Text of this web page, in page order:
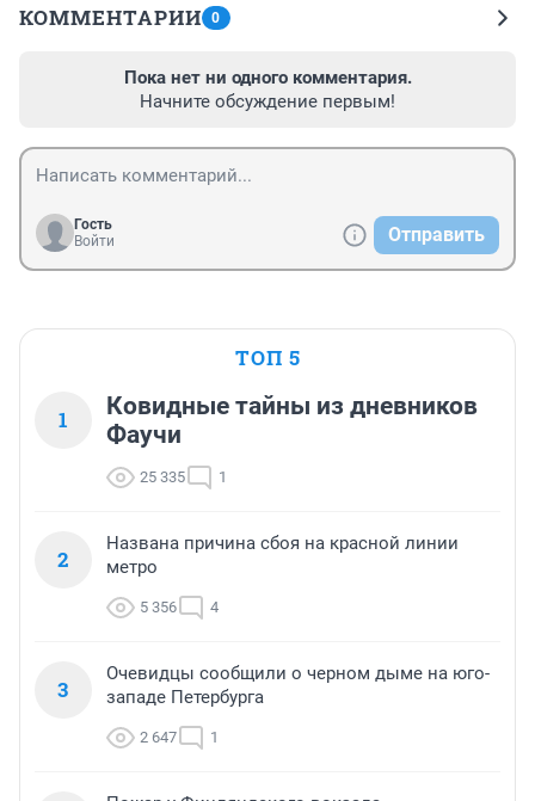
КОММЕНТАРИИ 0
Пока нет ни одного комментария.
Начните обсуждение первым!
Гость
Войти
Отправить
ТОП 5
1
Ковидные тайны из дневников
Фаучи
25 335 1
2
Названа причина сбоя на красной линии
метро
5 356 4
3
Очевидцы сообщили о черном дыме на юго-
западе Петербурга
2 647 1